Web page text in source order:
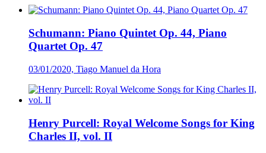
Schumann: Piano Quintet Op. 44, Piano
Quartet Op. 47
03/01/2020, Tiago Manuel da Hora
Henry Purcell: Royal Welcome Songs for King
Charles II, vol. II